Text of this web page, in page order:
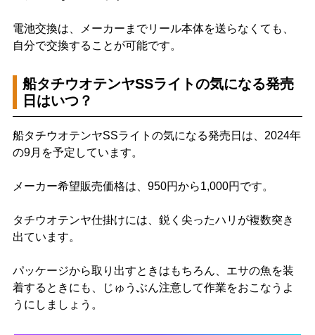
電池交換は、メーカーまでリール本体を送らなくても、
自分で交換することが可能です。
船タチウオテンヤSSライトの気になる発売
日はいつ？
船タチウオテンヤSSライトの気になる発売日は、2024年
の9月を予定しています。
メーカー希望販売価格は、950円から1,000円です。
タチウオテンヤ仕掛けには、鋭く尖ったハリが複数突き
出ています。
パッケージから取り出すときはもちろん、エサの魚を装
着するときにも、じゅうぶん注意して作業をおこなうよ
うにしましょう。